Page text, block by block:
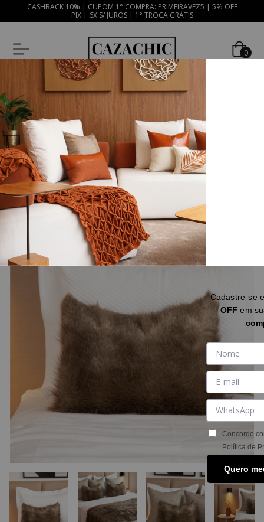
CASHBACK 10% | CUPOM 1° COMPRA: PRIMEIRAVEZ5 | 5% OFF
PIX | 6X S/ JUROS | 1° TROCA GRÁTIS
0
Cadastre-se
OFF em
Concordo
Política de
Quero